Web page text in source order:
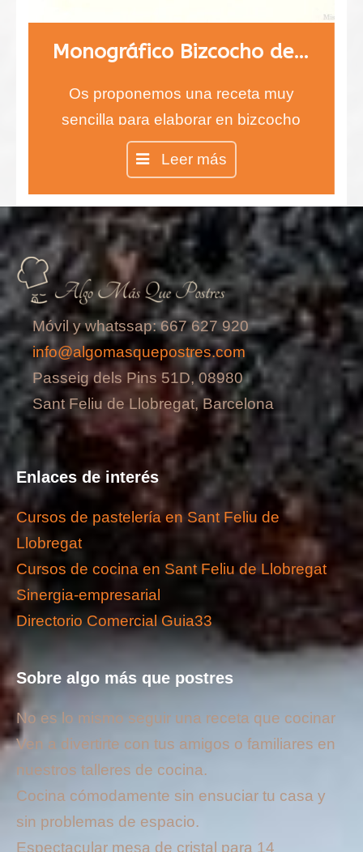
Monográfico Bizcocho de naranja
Os proponemos una receta muy
sencilla para elaborar en bizcocho
de naranja, ideal para cualquier hora
del día, pero sobre todo a la hora del
desayuno por el sabor tan intenso
que le proporciona la cáscara de
naranja.
Leer más
Móvil y whatssap: 667 627 920
info@algomasquepostres.com
Passeig dels Pins 51D, 08980
Sant Feliu de Llobregat, Barcelona
Enlaces de interés
Cursos de pastelería en Sant Feliu de
Llobregat
Cursos de cocina en Sant Feliu de Llobregat
Sinergia-empresarial
Directorio Comercial Guia33
Sobre algo más que postres
No es lo mismo seguir una receta que cocinar
Ven a divertirte con tus amigos o familiares en
nuestros talleres de cocina.
Cocina cómodamente sin ensuciar tu casa y
sin problemas de espacio.
Espectacular mesa de cristal para 14